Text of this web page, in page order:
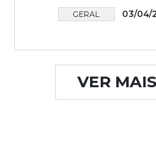
GERAL 03/04/
VER